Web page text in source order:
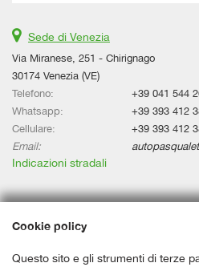
Sede di Venezia
Via Miranese, 251 - Chirignago
30174 Venezia (VE)
Telefono:
+39 041 544
Whatsapp:
+39 393 412
Cellulare:
+39 393 412
Email:
Indicazioni stradali
Dati fiscali:
Via Miranese, 251 - Chirignago, Venezia
Cookie policy
Questo sito e gli strumenti di terze